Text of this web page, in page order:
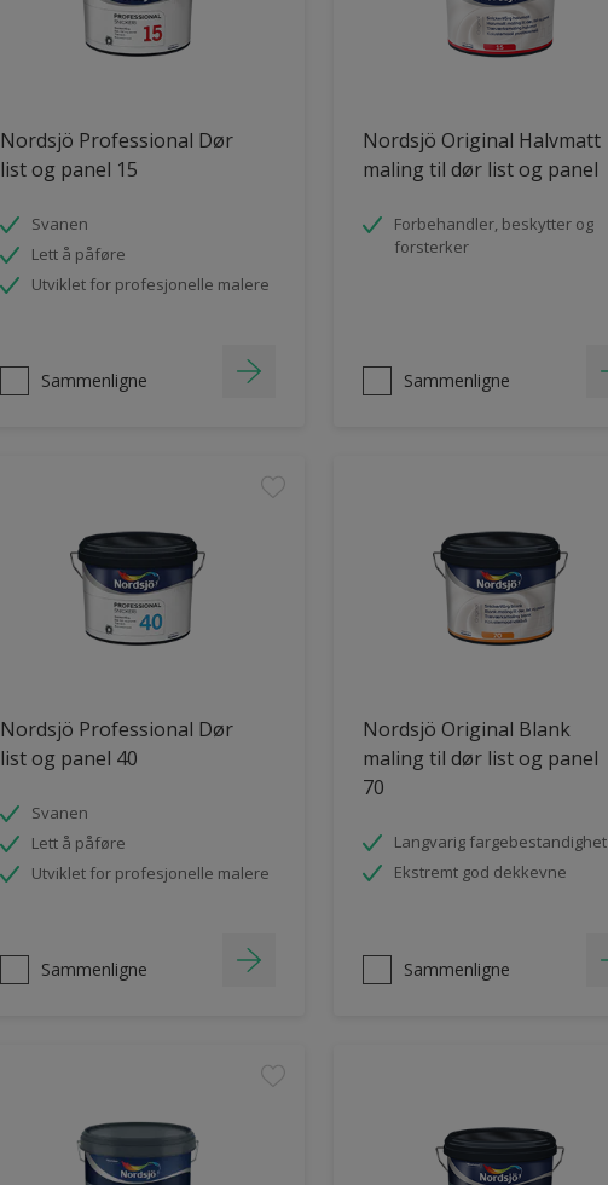
Nordsjö Professional Dør
list og panel 15
Svanen
Lett å påføre
Utviklet for profesjonelle malere
Sammenligne
Nordsjö Original Halvmatt
maling til dør list og panel
Forbehandler, beskytter og
forsterker
Sammenligne
Nordsjö Professional Dør
list og panel 40
Svanen
Lett å påføre
Utviklet for profesjonelle malere
Sammenligne
Nordsjö Original Blank
maling til dør list og panel
70
Langvarig fargebestandighet
Ekstremt god dekkevne
Sammenligne